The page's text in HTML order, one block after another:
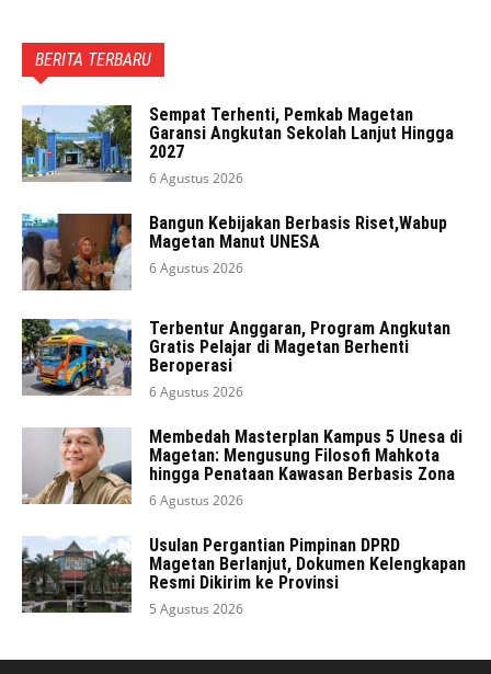
BERITA TERBARU
Sempat Terhenti, Pemkab Magetan
Garansi Angkutan Sekolah Lanjut Hingga
2027
6 Agustus 2026
Bangun Kebijakan Berbasis Riset,Wabup
Magetan Manut UNESA
6 Agustus 2026
Terbentur Anggaran, Program Angkutan
Gratis Pelajar di Magetan Berhenti
Beroperasi
6 Agustus 2026
Membedah Masterplan Kampus 5 Unesa di
Magetan: Mengusung Filosofi Mahkota
hingga Penataan Kawasan Berbasis Zona
6 Agustus 2026
Usulan Pergantian Pimpinan DPRD
Magetan Berlanjut, Dokumen Kelengkapan
Resmi Dikirim ke Provinsi
5 Agustus 2026